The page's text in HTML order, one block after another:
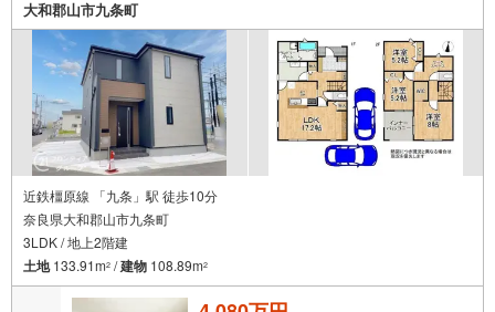
大和郡山市九条町
近鉄橿原線 「九条」駅 徒歩10分
奈良県大和郡山市九条町
3LDK / 地上2階建
土地133.91m2 /建物 108.89m2